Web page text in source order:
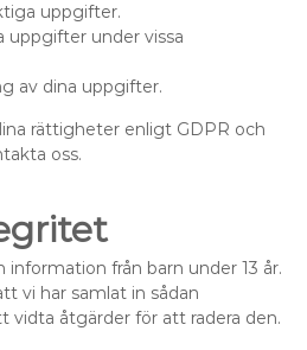
uppgifter.
uppgifter under vissa
av dina uppgifter.
rättigheter enligt GDPR och
oss.
från barn under 13 år.
vi har samlat in sådan
vidta åtgärder för att radera den.